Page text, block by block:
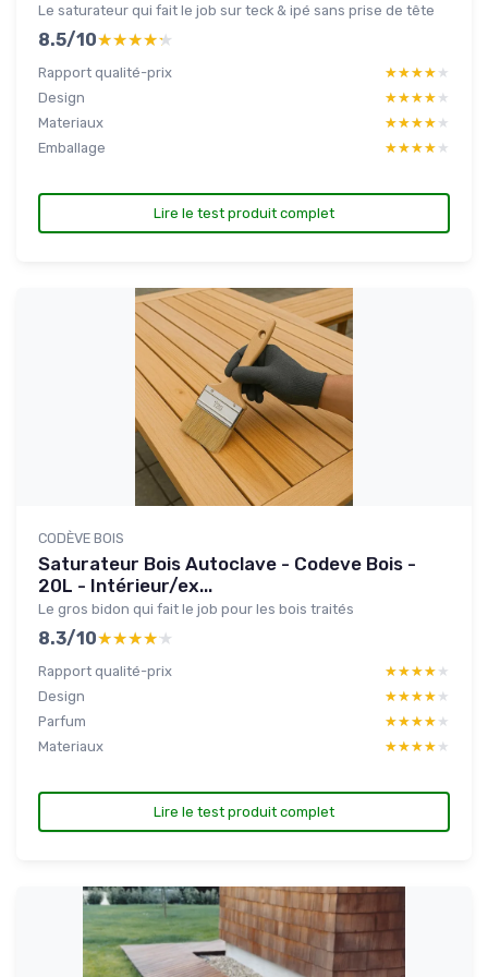
Le saturateur qui fait le job sur teck & ipé sans prise de tête
8.5/10★★★★★
★★★★★
Rapport qualité-prix ★★★★★
★★★★★
Design
★★★★★
★★★★★
Materiaux
★★★★★
★★★★★
Emballage
★★★★★
★★★★★
Lire le test produit complet
CODÈVE BOIS
Saturateur Bois Autoclave - Codeve Bois -
20L - Intérieur/ex...
Le gros bidon qui fait le job pour les bois traités
8.3/10★★★★★
★★★★★
Rapport qualité-prix ★★★★★
★★★★★
Design
★★★★★
★★★★★
Parfum
★★★★★
★★★★★
Materiaux
★★★★★
★★★★★
Lire le test produit complet